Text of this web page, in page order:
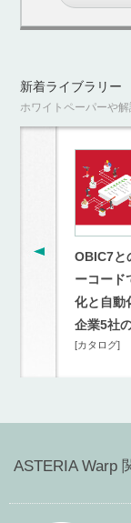
新着ライブラリー
ホワイトペーパーや
OBIC7と
ーコード
化と自動
企業5社
[カタログ]
ASTERIA Warp